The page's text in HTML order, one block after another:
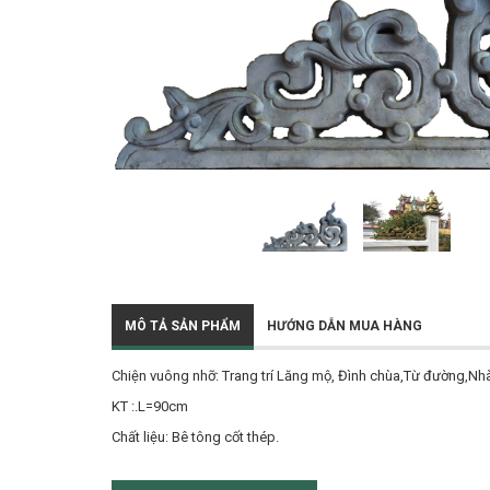
MÔ TẢ SẢN PHẨM HƯỚNG DẪN MUA HÀNG
Chiện vuông nhỡ: Trang trí Lăng mộ, Đình chùa,Từ
KT :.L=90cm
Chất liệu: Bê tông cốt thép.